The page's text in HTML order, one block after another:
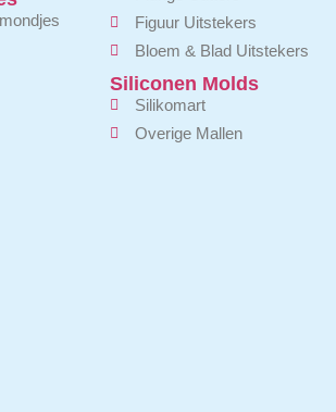
Figuur Uitstekers
Bloem & Blad Uitstekers
Siliconen Molds
Silikomart
Overige Mallen